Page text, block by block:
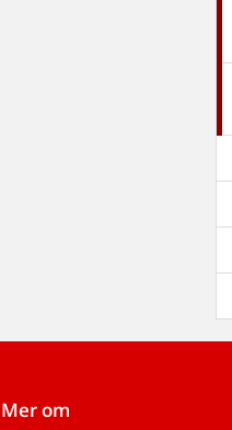
Mer om